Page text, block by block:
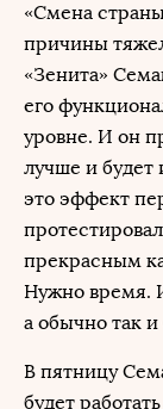
«Смена
причины
«Зенита»
его
уровне. И он
лучше и будет
это эффект
прекрасным
Нужно время.
а обычно так и
В пятницу
будет